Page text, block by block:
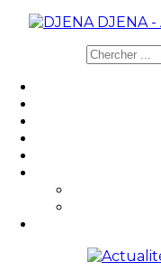
DJENA